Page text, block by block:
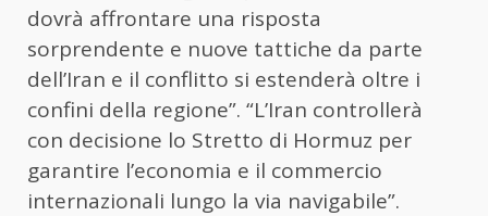
dovrà affrontare una risposta
sorprendente e nuove tattiche da parte
dell’Iran e il conflitto si estenderà oltre i
confini della regione”. “L’Iran controllerà
con decisione lo Stretto di Hormuz per
garantire l’economia e il commercio
internazionali lungo la via navigabile”.